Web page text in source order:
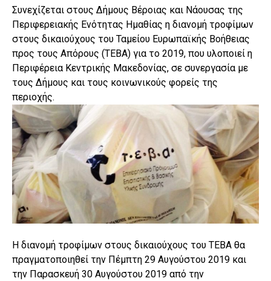
Συνεχίζεται στους Δήμους Βέροιας και Νάουσας της
Περιφερειακής Ενότητας Ημαθίας η διανομή τροφίμων
στους δικαιούχους του Ταμείου Ευρωπαϊκής Βοήθειας
προς τους Απόρους (ΤΕΒΑ) για το 2019, που υλοποιεί η
Περιφέρεια Κεντρικής Μακεδονίας, σε συνεργασία με
τους Δήμους και τους κοινωνικούς φορείς της
περιοχής.
Η διανομή τροφίμων στους δικαιούχους του ΤΕΒΑ θα
πραγματοποιηθεί την Πέμπτη 29 Αυγούστου 2019 και
την Παρασκευή 30 Αυγούστου 2019 από την